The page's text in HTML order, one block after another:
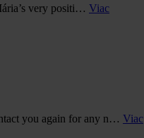
very positi… Viac
you again for any n… Viac